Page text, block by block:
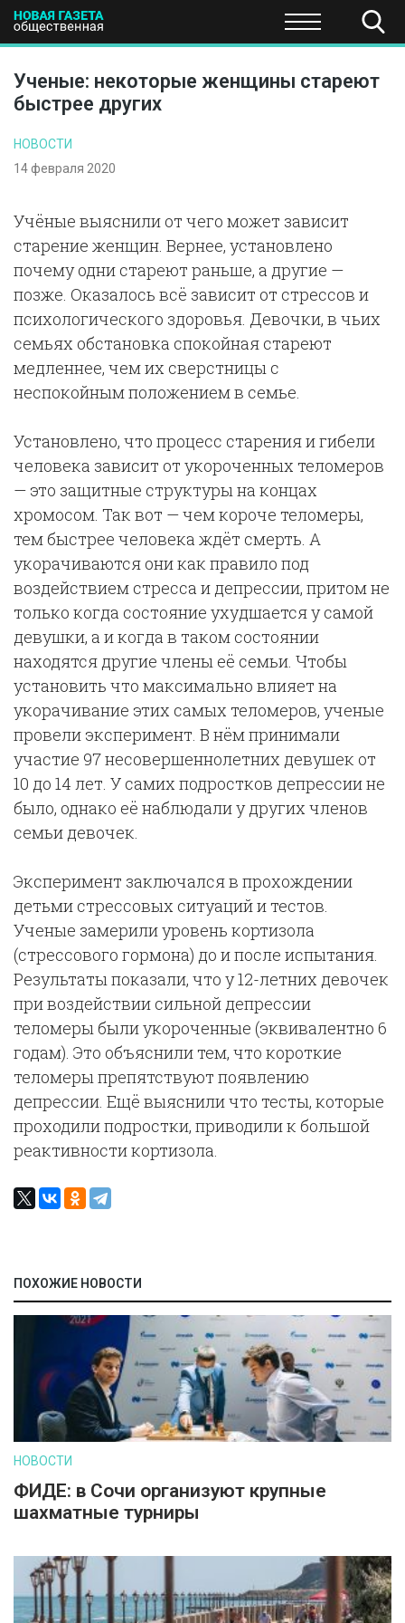
ПОЛИТИКА ЭКОНОМИКА НАУКА И
Ученые: некоторые женщины стареют
быстрее других
НОВОСТИ
14 февраля 2020
Учёные выяснили от чего может зависит
старение женщин. Вернее, установлено
почему одни стареют раньше, а другие —
позже. Оказалось всё зависит от стрессов и
психологического здоровья. Девочки, в чьих
семьях обстановка спокойная стареют
медленнее, чем их сверстницы с
неспокойным положением в семье.
Установлено, что процесс старения и гибели
человека зависит от укороченных теломеров
— это защитные структуры на концах
хромосом. Так вот — чем короче теломеры,
тем быстрее человека ждёт смерть. А
укорачиваются они как правило под
воздействием стресса и депрессии, притом не
только когда состояние ухудшается у самой
девушки, а и когда в таком состоянии
находятся другие члены её семьи. Чтобы
установить что максимально влияет на
укорачивание этих самых теломеров, ученые
провели эксперимент. В нём принимали
участие 97 несовершеннолетних девушек от
10 до 14 лет. У самих подростков депрессии не
было, однако её наблюдали у других членов
семьи девочек.
Эксперимент заключался в прохождении
детьми стрессовых ситуаций и тестов.
Ученые замерили уровень кортизола
(стрессового гормона) до и после испытания.
Результаты показали, что у 12-летних девочек
при воздействии сильной депрессии
теломеры были укороченные (эквивалентно 6
годам). Это объяснили тем, что короткие
теломеры препятствуют появлению
депрессии. Ещё выяснили что тесты, которые
проходили подростки, приводили к большой
реактивности кортизола.
ПОХОЖИЕ НОВОСТИ
НОВОСТИ
ФИДЕ: в Сочи организуют крупные
шахматные турниры